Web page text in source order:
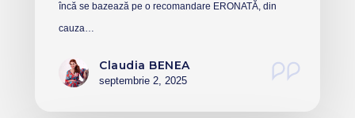
încă se bazează pe o recomandare ERONATĂ, din
cauza…
Claudia BENEA
septembrie 2, 2025